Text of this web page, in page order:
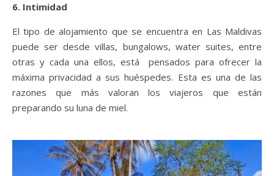
6. Intimidad
El tipo de alojamiento que se encuentra en Las Maldivas
puede ser desde villas, bungalows, water suites, entre
otras y cada una ellos, está pensados para ofrecer la
máxima privacidad a sus huéspedes. Esta es una de las
razones que más valoran los viajeros que están
preparando su luna de miel.